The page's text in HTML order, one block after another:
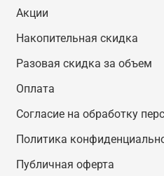
Акции
Накопительная скидка
Разовая скидка за объем
Оплата
Согласие на обработку
Политика
Публичная оферта